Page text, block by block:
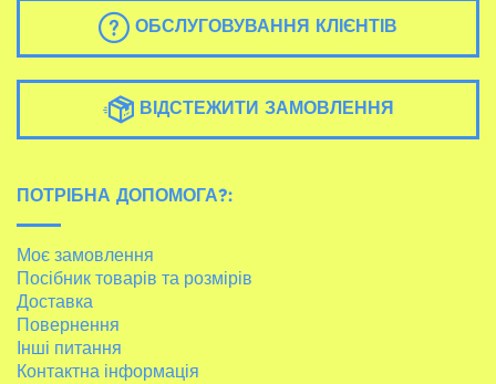
ОБСЛУГОВУВАННЯ КЛІЄНТІВ
ВІДСТЕЖИТИ ЗАМОВЛЕННЯ
ПОТРІБНА ДОПОМОГА?:
Моє замовлення
Посібник товарів та розмірів
Доставка
Повернення
Інші питання
Контактна інформація